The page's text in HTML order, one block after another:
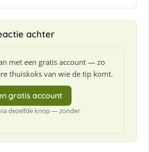
achter
met een gratis account — zo
thuiskoks van wie de tip komt.
gratis account
dezelfde knop — zonder